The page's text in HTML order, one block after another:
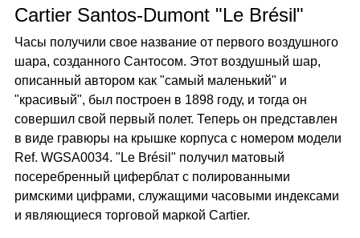
Cartier Santos-Dumont "Le Brésil"
Часы получили свое название от первого воздушного
шара, созданного Сантосом. Этот воздушный шар,
описанный автором как "самый маленький" и
"красивый", был построен в 1898 году, и тогда он
совершил свой первый полет. Теперь он представлен
в виде гравюры на крышке корпуса с номером модели
Ref. WGSA0034. "Le Brésil" получил матовый
посеребренный циферблат с полированными
римскими цифрами, служащими часовыми индексами
и являющиеся торговой маркой Cartier.